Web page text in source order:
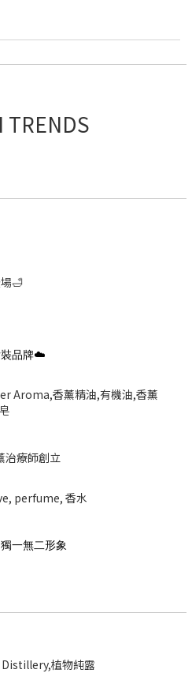
TRENDS
🛁
裝品牌☁️
治療師創立
一無二形象